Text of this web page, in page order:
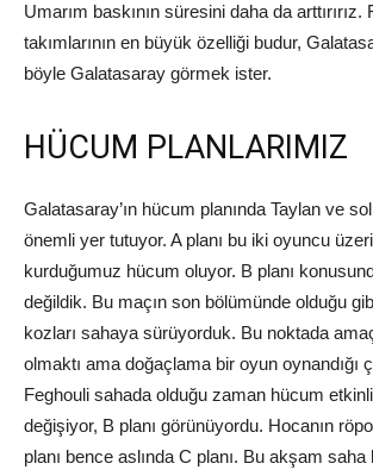
Umarım baskının süresini daha da arttırırız.
takımlarının en büyük özelliği budur,
böyle Galatasaray görmek ister.
HÜCUM PLANLARIMIZ
Galatasaray’ın hücum planında Taylan ve
önemli yer tutuyor. A planı bu iki oyuncu
kurduğumuz hücum oluyor. B planı
değildik. Bu maçın son bölümünde olduğu
kozları sahaya sürüyorduk. Bu noktada
olmaktı ama doğaçlama bir oyun oynandığı
Feghouli sahada olduğu zaman hücum
değişiyor, B planı görünüyordu. Hocanın
planı bence aslında C planı. Bu akşam saha